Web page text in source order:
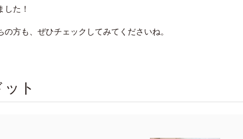
た！
方も、ぜひチェックしてみてくださいね。
ト